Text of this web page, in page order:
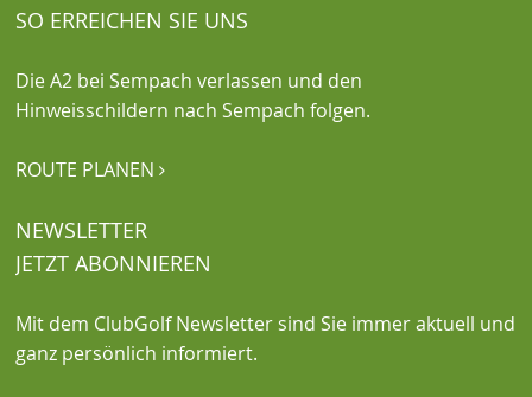
SO ERREICHEN SIE UNS
Die A2 bei Sempach verlassen und den
Hinweisschildern nach Sempach folgen.
ROUTE PLANEN
NEWSLETTER
JETZT ABONNIEREN
Mit dem ClubGolf Newsletter sind Sie immer aktuell und
ganz persönlich informiert.